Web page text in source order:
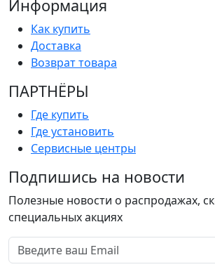
Информация
Как купить
Доставка
Возврат товара
ПАРТНËРЫ
Где купить
Где установить
Сервисные центры
Подпишись на новости
Полезные новости о распродажах,
специальных акциях